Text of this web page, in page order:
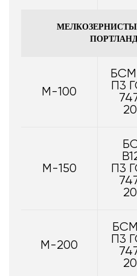
М-100
БСМ
П3
М-150
П3
М-200
БСМ
П3